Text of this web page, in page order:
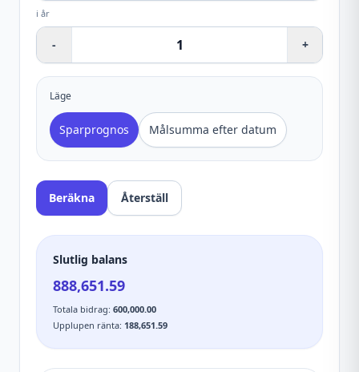
i år
- +
Läge
Sparprognos Målsumma efter datum
Beräkna Återställ
Slutlig balans
888,651.59
Totala bidrag: 600,000.00
Upplupen ränta: 188,651.59